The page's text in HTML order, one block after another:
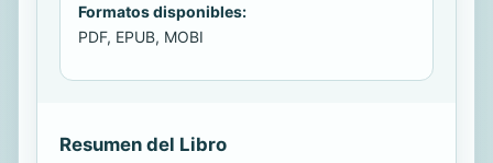
Formatos disponibles:
PDF, EPUB, MOBI
Resumen del Libro